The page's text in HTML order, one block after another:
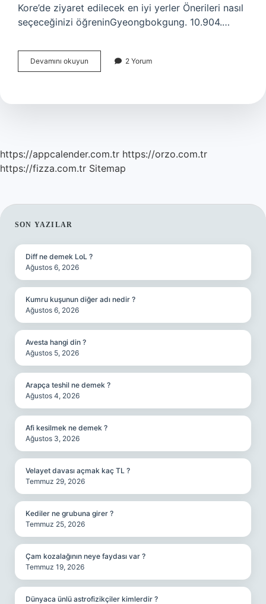
Kore’de ziyaret edilecek en iyi yerler Önerileri nasıl
seçeceğinizi öğreninGyeongbokgung. 10.904.…
Devamını okuyun
Kore
Medya
2 Yorum
https://appcalender.com.tr https://orzo.com.tr
https://fizza.com.tr Sitemap
SIDEBAR
SON YAZILAR
Diff ne demek LoL ?
Ağustos 6, 2026
Kumru kuşunun diğer adı nedir ?
Ağustos 6, 2026
Avesta hangi din ?
Ağustos 5, 2026
Arapça teshil ne demek ?
Ağustos 4, 2026
Afi kesilmek ne demek ?
Ağustos 3, 2026
Velayet davası açmak kaç TL ?
Temmuz 29, 2026
Kediler ne grubuna girer ?
Temmuz 25, 2026
Çam kozalağının neye faydası var ?
Temmuz 19, 2026
Dünyaca ünlü astrofizikçiler kimlerdir ?